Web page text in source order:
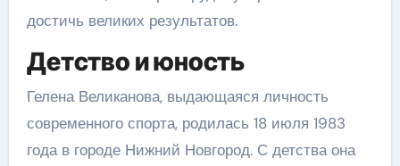
достичь великих результатов.
Детство и юность
Гелена Великанова, выдающаяся личность
современного спорта, родилась 18 июля 1983
года в городе Нижний Новгород. С детства она